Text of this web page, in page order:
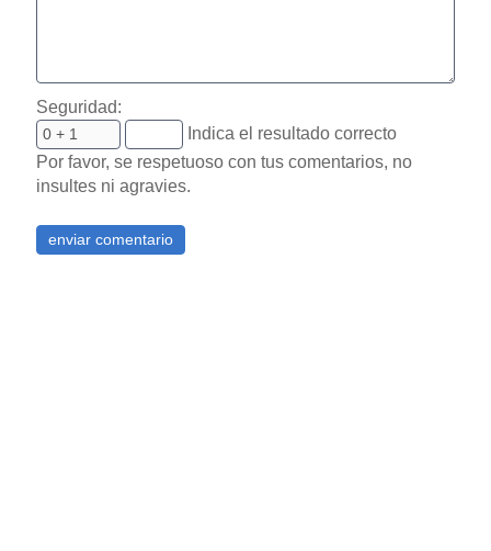
Seguridad:
Indica el resultado correcto
Por favor, se respetuoso con tus comentarios, no
insultes ni agravies.